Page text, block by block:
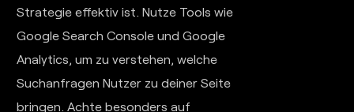
Strategie effektiv ist. Nutze Tools wie
Google Search Console und Google
Analytics, um zu verstehen, welche
Suchanfragen Nutzer zu deiner Seite
bringen. Achte besonders auf